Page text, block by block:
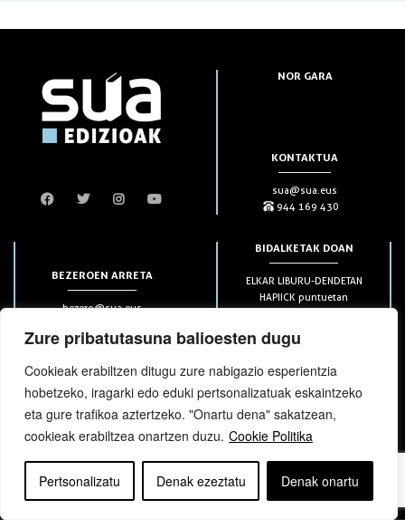
Zure pribatutasuna balioesten dugu
Cookieak erabiltzen ditugu zure nabigazio esperientzia
hobetzeko, iragarki edo eduki pertsonalizatuak eskaintzeko
eta gure trafikoa aztertzeko. "Onartu dena" sakatzean,
cookieak erabiltzea onartzen duzu. Cookie Politika
Pertsonalizatu Denak ezeztatu Denak onartu
NOR GARA
KONTAKTUA
sua@sua.eus
944 169 430
BEZEROEN ARRETA
bezero@sua.eus
HARPIDETZAK
BIDALKETAK DOAN
ELKAR LIBURU-DENDETAN
HAPIICK puntuetan
(soilik penintsulan)